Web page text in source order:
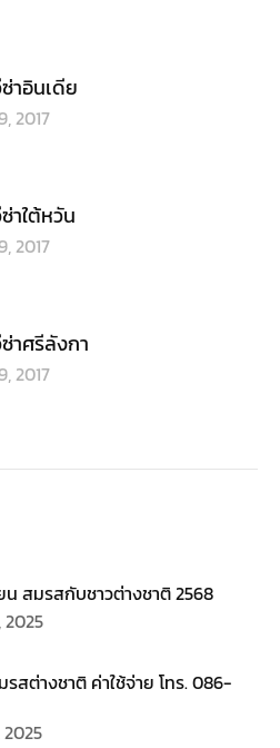
าอินเดีย
2017
าใต้หวัน
2017
าศรีลังกา
2017
น สมรสกับชาวต่างชาติ 2568
สต่างชาติ ค่าใช้จ่าย โทร. 086-